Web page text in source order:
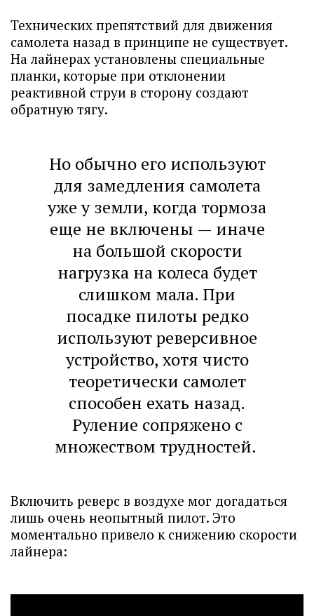
Технических препятствий для движения
самолета назад в принципе не существует.
На лайнерах установлены специальные
планки, которые при отклонении
реактивной струи в сторону создают
обратную тягу.
Но обычно его используют
для замедления самолета
уже у земли, когда тормоза
еще не включены — иначе
на большой скорости
нагрузка на колеса будет
слишком мала. При
посадке пилоты редко
используют реверсивное
устройство, хотя чисто
теоретически самолет
способен ехать назад.
Руление сопряжено с
множеством трудностей.
Включить реверс в воздухе мог догадаться
лишь очень неопытный пилот. Это
моментально привело к снижению скорости
лайнера: